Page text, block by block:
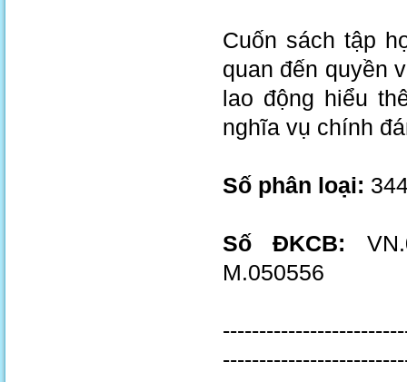
Cuốn sách tập
quan đến quyền
lao động hiểu
nghĩa vụ chính
Số phân loại:
Số ĐKCB:
M.050556